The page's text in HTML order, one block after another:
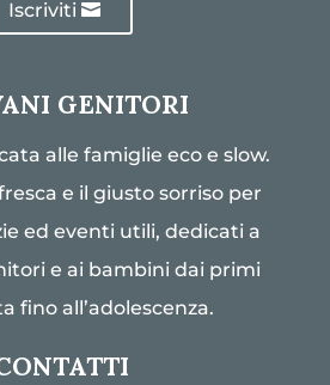
Iscriviti
GENITORI
alle famiglie eco e slow.
e il giusto sorriso per
ed eventi utili, dedicati a
e ai bambini dai primi
fino all’adolescenza.